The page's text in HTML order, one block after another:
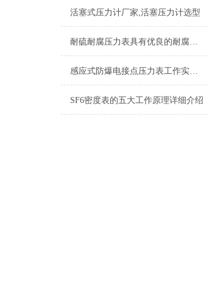
活塞式压力计厂家,活塞压力计选型
耐硫耐腐压力表具有优良的耐腐蚀性能
感应式防爆电接点压力表工作实现的控制目的
SF6密度表的五大工作原理详细介绍